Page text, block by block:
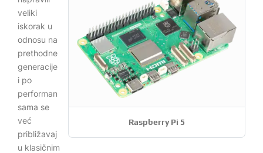
Raspberry Pi 5
veliki
iskorak u
odnosu na
prethodne
generacije
i po
performan
sama se
već
približavaj
u klasičnim